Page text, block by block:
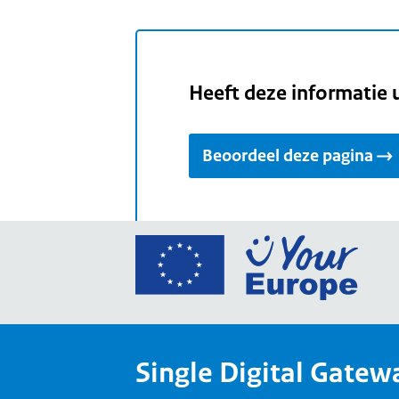
Heeft deze informatie
Beoordeel deze pagina
Ga
Your
Single Digital